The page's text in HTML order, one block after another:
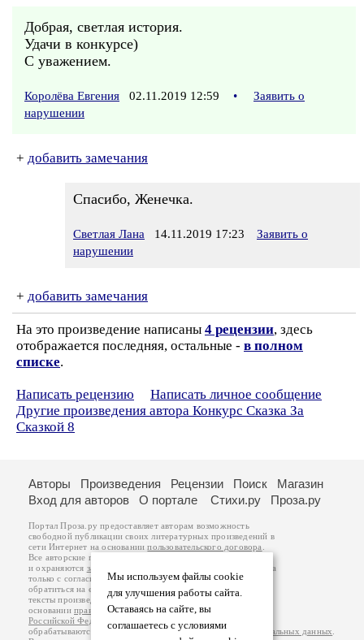
Добрая, светлая история.
Удачи в конкурсе)
С уважением.
Королёва Евгения 02.11.2019 12:59 •
Заявить о
нарушении
+ добавить замечания
Спасибо, Женечка.
Светлая Лана 14.11.2019 17:23
Заявить о
нарушении
+ добавить замечания
На это произведение написаны 4 рецензии, здесь
отображается последняя, остальные - в полном
списке.
Написать рецензию
Написать личное сообщение
Другие произведения автора Конкурс Сказка За
Сказкой 8
Мы используем файлы cookie
для улучшения работы сайта.
Оставаясь на сайте, вы
соглашаетесь с условиями
Авторы Произведения Рецензии Поиск
Магазин
Вход для авторов
О портале Стихи.ру Проза.ру
Портал Проза.ру предоставляет авторам возможность
свободной публикации своих литературных произведений в
сети Интернет на основаниипользовательского договора
Все авторские права на произведения принадлежат авторам
и охраняются законом
. Перепечатка произведений возможна
только с согласия его автора, к которому вы можете
обратиться на его авторской странице. Ответственность за
тексты произведений авторы несут самостоятельно на
основанииправил публикацииизаконодательства
Российской Федерации
обрабатываются на основанииПолитики обработки персональных данных